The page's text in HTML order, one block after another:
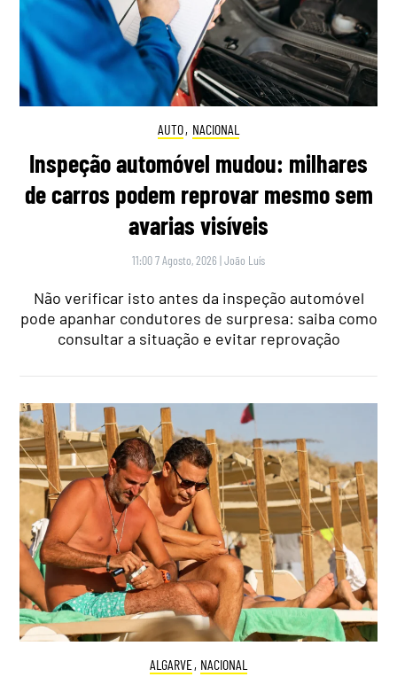
AUTO, NACIONAL
Inspeção automóvel mudou: milhares
de carros podem reprovar mesmo sem
avarias visíveis
11:00 7 Agosto, 2026 |João Luís
Não verificar isto antes da inspeção automóvel
pode apanhar condutores de surpresa: saiba como
consultar a situação e evitar reprovação
ALGARVE, NACIONAL